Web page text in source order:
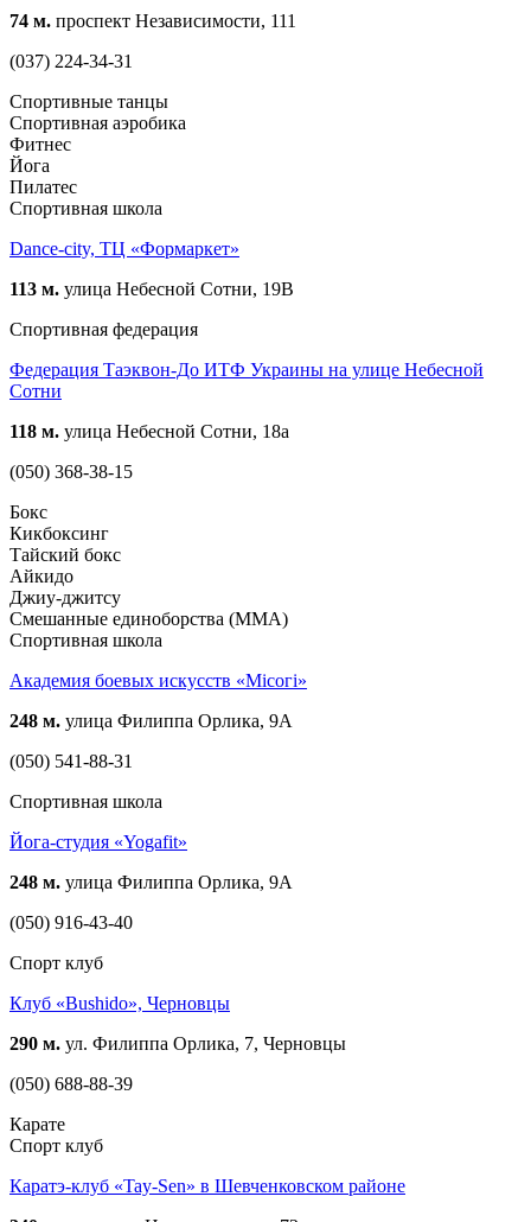
74 м. проспект Независимости, 111
(037) 224-34-31
Спортивные танцы
Спортивная аэробика
Фитнес
Йога
Пилатес
Спортивная школа
Dance-city, ТЦ «Формаркет»
113 м. улица Небесной Сотни, 19В
Спортивная федерация
Федерация Таэквон-До ИТФ Украины на улице Небесной
Сотни
118 м. улица Небесной Сотни, 18а
(050) 368-38-15
Бокс
Кикбоксинг
Тайский бокс
Айкидо
Джиу-джитсу
Смешанные единоборства (ММА)
Спортивная школа
Академия боевых искусств «Місогі»
248 м. улица Филиппа Орлика, 9А
(050) 541-88-31
Спортивная школа
Йога-студия «Yogafit»
248 м. улица Филиппа Орлика, 9А
(050) 916-43-40
Спорт клуб
Клуб «Bushido», Черновцы
290 м. ул. Филиппа Орлика, 7, Черновцы
(050) 688-88-39
Карате
Спорт клуб
Каратэ-клуб «Tay-Sen» в Шевченковском районе